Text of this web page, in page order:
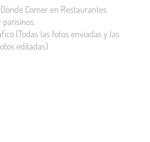
Comer en Restaurantes
(Todas las fotos enviadas y las
editadas)